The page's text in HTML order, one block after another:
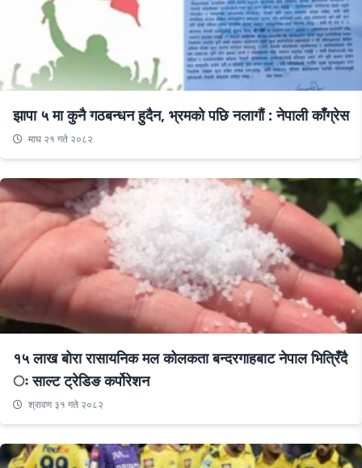
झापा ५ मा कुनै गठबन्धन हुदैन, भ्रमको पछि नलागौं : नेपाली काँग्रेस
माघ २१ गते २०८२
१५ लाख बोरा रासायनिक मल कोलकता बन्दरगाहबाट नेपाल भित्रिँदै
ः साल्ट ट्रेडिङ कर्पोरेशन
श्रावण ३१ गते २०८२